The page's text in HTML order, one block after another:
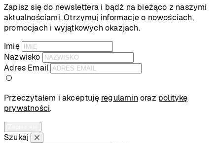
Zapisz się do newslettera i bądź na bieżąco z naszymi
aktualnościami. Otrzymuj informacje o nowościach,
promocjach i wyjątkowych okazjach.
Imię
Nazwisko
Adres Email
Przeczytałem i akceptuję regulamin oraz politykę
prywatności.
Szukaj